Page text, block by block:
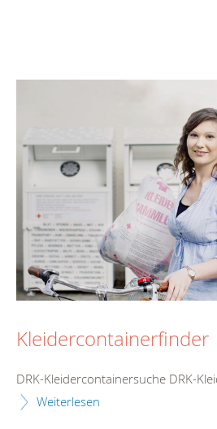
Kleidercontainerfinder
DRK-Kleidercontainersuche DRK-
Weiterlesen